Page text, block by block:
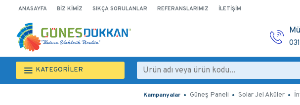
ANASAYFA BIZ KIMIZ SIKÇA SORULANLAR REFERANSLARIMIZ İLETIŞIM
KATEGORİLER
Kampanyalar Güneş Paneli Solar Jel Aküler